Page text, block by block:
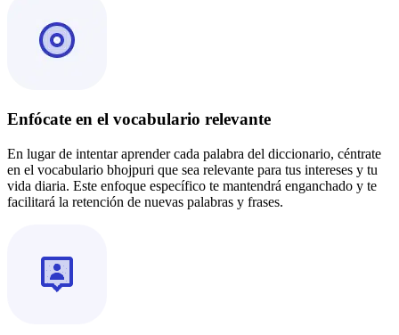
Enfócate en el vocabulario relevante
En lugar de intentar aprender cada palabra del diccionario, céntrate
en el vocabulario bhojpuri que sea relevante para tus intereses y tu
vida diaria. Este enfoque específico te mantendrá enganchado y te
facilitará la retención de nuevas palabras y frases.